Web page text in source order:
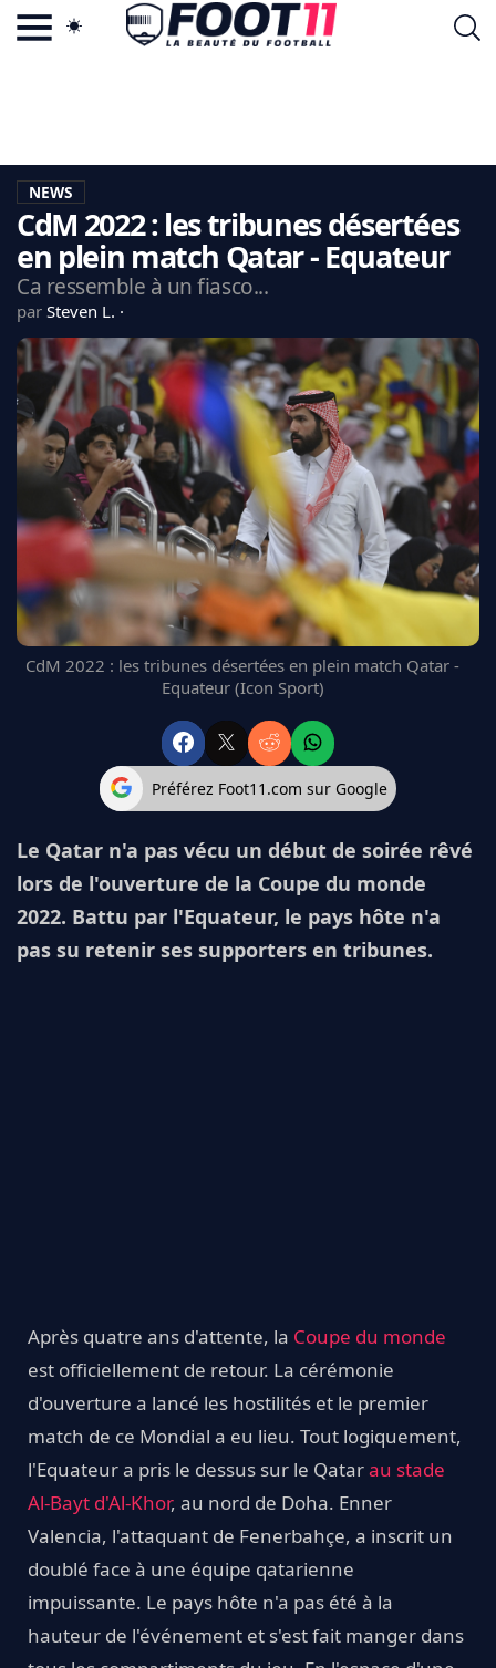
LA CHARTE
VIE PRIVÉE
CGU
CONTACTEZ-NOUS
MERCATO
CDM 2026
EDF
PSG
LIGUE 1
REAL MADRID
FC BARCELONE
MANCHESTER UNITED
CHELSEA
ARSENAL
BAYERN
L'AVIS DE LA RÉDAC'
NEWS
CdM 2022 : les tribunes désertées
en plein match Qatar - Equateur
Ca ressemble à un fiasco...
par Steven L.
CdM 2022 : les tribunes désertées en plein match Qatar -
Equateur (Icon Sport)
Préférez Foot11.com sur Google
Le Qatar n'a pas vécu un début de soirée rêvé
lors de l'ouverture de la Coupe du monde
2022. Battu par l'Equateur, le pays hôte n'a
pas su retenir ses supporters en tribunes.
Après quatre ans d'attente, la Coupe du monde
est officiellement de retour. La cérémonie
d'ouverture a lancé les hostilités et le premier
match de ce Mondial a eu lieu. Tout logiquement,
l'Equateur a pris le dessus sur le Qatarau stade
Al-Bayt d'Al-Khor, au nord de Doha. Enner
Valencia, l'attaquant de Fenerbahçe, a inscrit un
doublé face à une équipe qatarienne
impuissante. Le pays hôte n'a pas été à la
hauteur de l'événement et s'est fait manger dans